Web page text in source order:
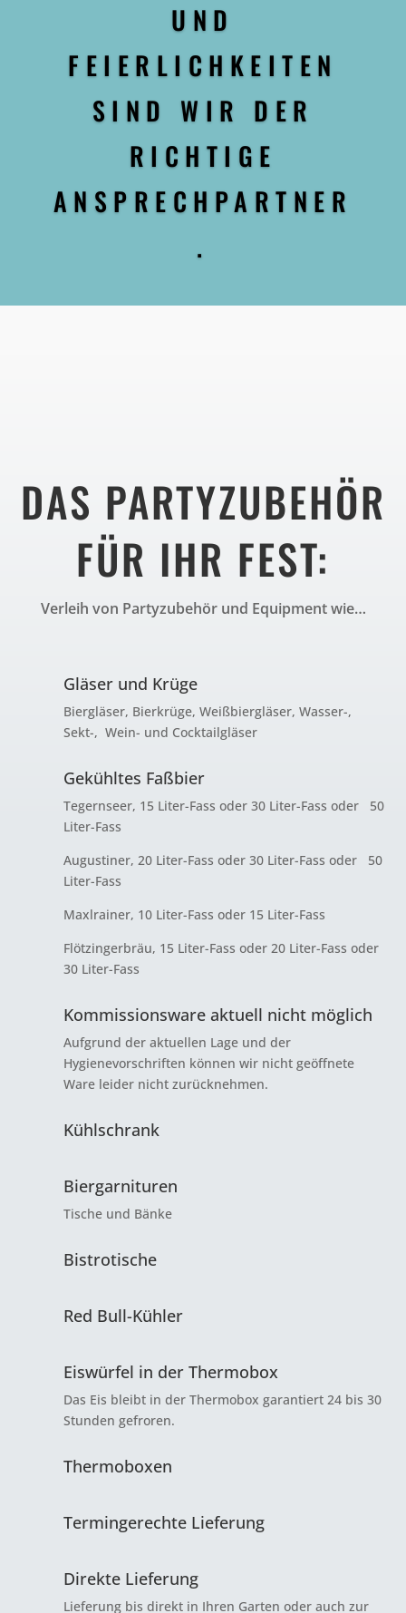
UND
FEIERLICHKEITEN
SIND WIR DER
RICHTIGE
ANSPRECHPARTNER
.
DAS PARTYZUBEHÖR
FÜR IHR FEST:
Verleih von Partyzubehör und Equipment wie…
Gläser und Krüge
Biergläser, Bierkrüge, Weißbiergläser, Wasser-,
Sekt-, Wein- und Cocktailgläser
Gekühltes Faßbier
Tegernseer, 15 Liter-Fass oder 30 Liter-Fass oder 50
Liter-Fass
Augustiner, 20 Liter-Fass oder 30 Liter-Fass oder 50
Liter-Fass
Maxlrainer, 10 Liter-Fass oder 15 Liter-Fass
Flötzingerbräu, 15 Liter-Fass oder 20 Liter-Fass oder
30 Liter-Fass
Kommissionsware aktuell nicht möglich
Aufgrund der aktuellen Lage und der
Hygienevorschriften können wir nicht geöffnete
Ware leider nicht zurücknehmen.
Kühlschrank
Biergarnituren
Tische und Bänke
Bistrotische
Red Bull-Kühler
Eiswürfel in der Thermobox
Das Eis bleibt in der Thermobox garantiert 24 bis 30
Stunden gefroren.
Thermoboxen
Termingerechte Lieferung
Direkte Lieferung
Lieferung bis direkt in Ihren Garten oder auch zur